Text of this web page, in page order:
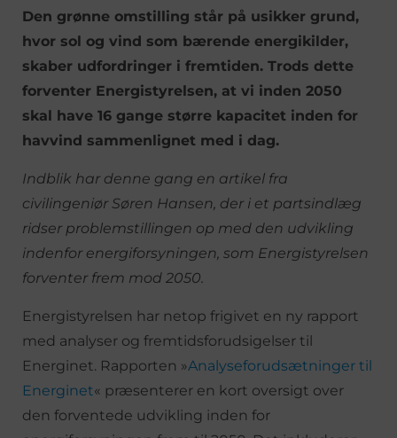
Den grønne omstilling står på usikker grund,
hvor sol og vind som bærende energikilder,
skaber udfordringer i fremtiden. Trods dette
forventer Energistyrelsen, at vi inden 2050
skal have 16 gange større kapacitet inden for
havvind sammenlignet med i dag.
Indblik har denne gang en artikel fra
civilingeniør Søren Hansen, der i et partsindlæg
ridser problemstillingen op med den udvikling
indenfor energiforsyningen, som Energistyrelsen
forventer frem mod 2050.
Energistyrelsen har netop frigivet en ny rapport
med analyser og fremtidsforudsigelser til
Energinet. Rapporten »Analyseforudsætninger til
Energinet« præsenterer en kort oversigt over
den forventede udvikling inden for